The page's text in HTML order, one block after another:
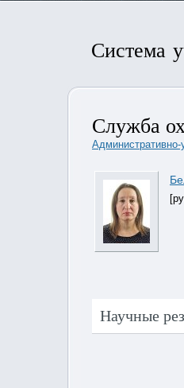
Система
Служба
Административно-
Научные